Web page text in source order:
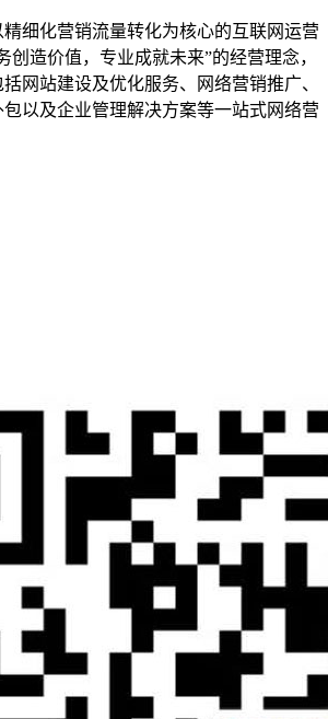
细化营销流量转化为核心的互联网运营
创造价值，专业成就未来”的经营理念，
网站建设及优化服务、网络营销推广、
以及企业管理解决方案等一站式网络营